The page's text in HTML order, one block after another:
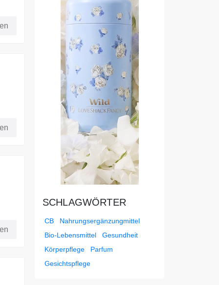
SCHLAGWÖRTER
CB
Nahrungsergänzungmittel
Bio-Lebensmittel
Gesundheit
Körperpflege
Parfum
Gesichtspflege